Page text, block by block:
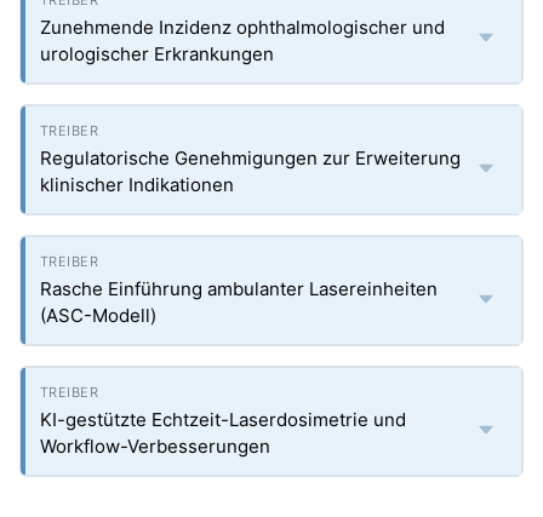
Zunehmende Inzidenz ophthalmologischer und
urologischer Erkrankungen
Regulatorische Genehmigungen zur Erweiterung
klinischer Indikationen
Rasche Einführung ambulanter Lasereinheiten
(ASC-Modell)
KI-gestützte Echtzeit-Laserdosimetrie und
Workflow-Verbesserungen